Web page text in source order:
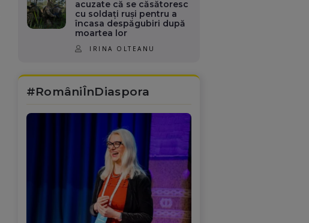
acuzate că se căsătoresc
cu soldați ruși pentru a
încasa despăgubiri după
moartea lor
IRINA OLTEANU
#RomâniÎnDiaspora